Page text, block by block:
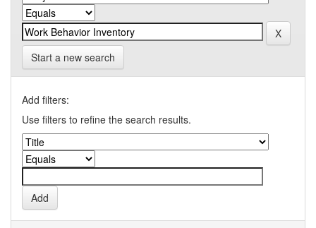
Start a new search
Add filters:
Use filters to refine the search results.